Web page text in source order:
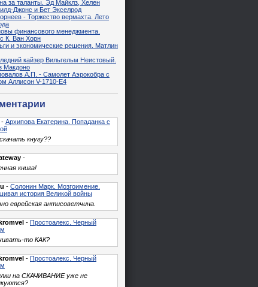
за таланты. Эд Майклз, Хелен
Джонс и Бет Экселрод
- Торжество вермахта. Лето
финансового менеджмента.
К. Ван Хорн
и экономические решения. Матлин
кайзер Вильгельм Неистовый.
Макдоно
А.П. - Самолет Аэрокобра с
Аллисон V-1710-E4
- Архипова Екатерина. Попаданка с
кнугу??
-
книга!
- Солонин Марк. Мозгоимение.
история Великой войны
еврейская антисоветчина.
- Простоалекс. Черный
то КАК?
- Простоалекс. Черный
на СКАЧИВАНИЕ уже не